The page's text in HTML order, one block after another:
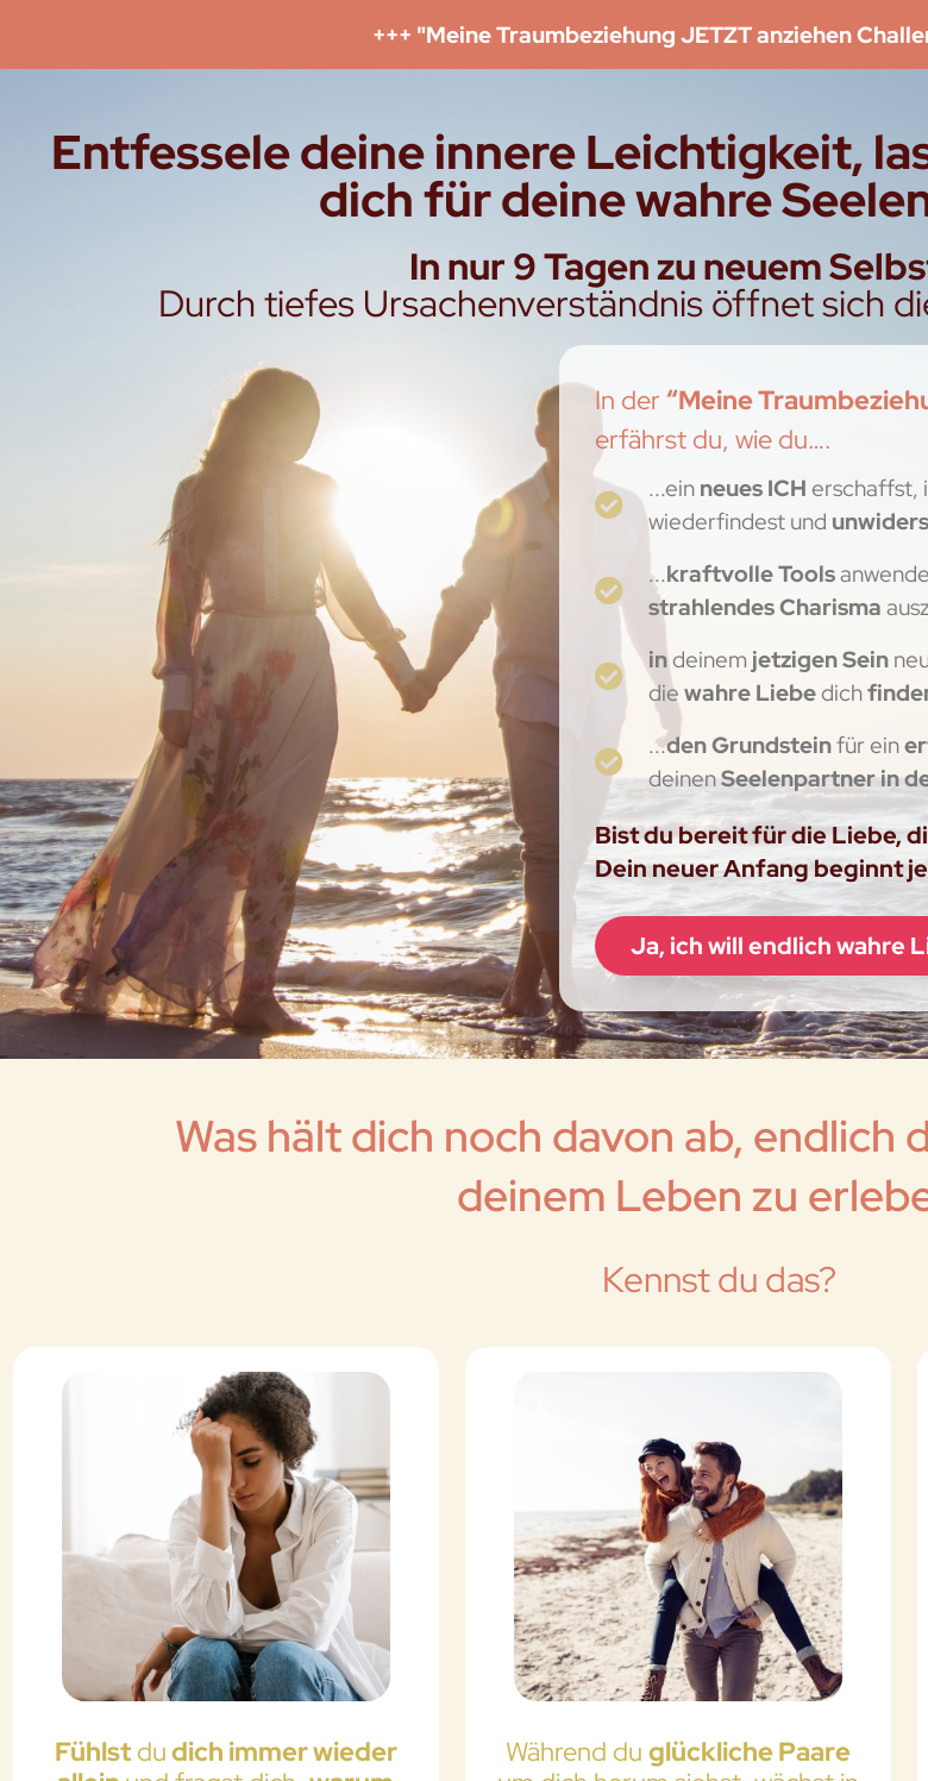
+++ "Meine Traumbeziehung JETZT anziehen
Entfessele deine innere Leichtigkeit,
dich für deine wahre
In nur 9 Tagen zu neuem
Durch tiefes Ursachenverständnis öffnet sich
In der“Meine
erfährst du, wie du….
...einneues ICHerschaffst,
wiederfindest und
...kraftvolle Tools
strahlendes Charisma
indeinem jetzigen Sein
diewahre Liebedich
...den Grundsteinfür ein
deinenSeelenpartner in
Bist du bereit für die Liebe,
Dein neuer Anfang beginnt
Ja, ich will endlich wahre
Was hält dich noch davon ab, endlich
deinem Leben zu
Kennst du das?
Fühlstdudich immer wieder
Während du glückliche Paare